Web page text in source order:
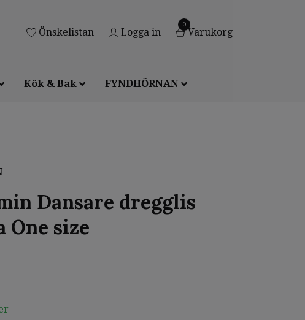
Önskelistan Logga in
0
Varukorg
Kök & Bak FYNDHÖRNAN
Dansare dregglis
One size